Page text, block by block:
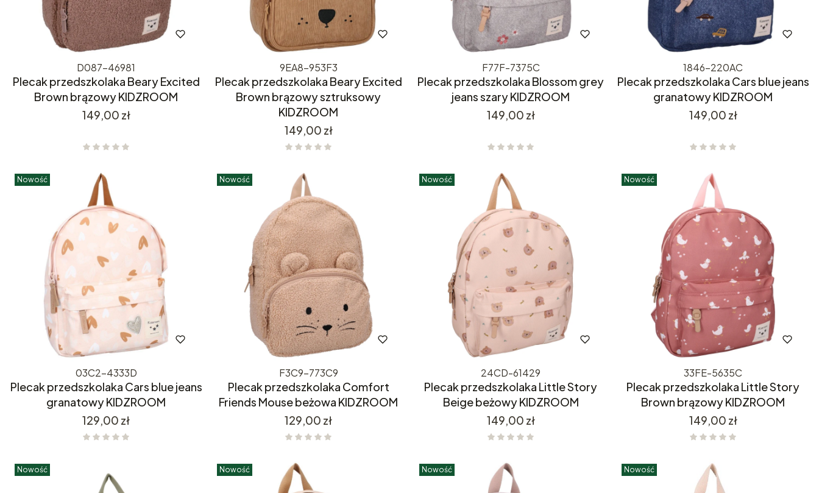
D087-46981
Plecak przedszkolaka Beary Excited
Brown brązowy KIDZROOM
Cena
149,00 zł
9EA8-953F3
Plecak przedszkolaka Beary Excited
Brown brązowy sztruksowy
KIDZROOM
Cena
149,00 zł
F77F-7375C
Plecak przedszkolaka Blossom grey
jeans szary KIDZROOM
Cena
149,00 zł
1846-220AC
Plecak przedszkolaka Cars blue jeans
granatowy KIDZROOM
Cena
149,00 zł
Nowość
03C2-4333D
Plecak przedszkolaka Cars blue jeans
granatowy KIDZROOM
Cena
129,00 zł
Nowość
F3C9-773C9
Plecak przedszkolaka Comfort
Friends Mouse beżowa KIDZROOM
Cena
129,00 zł
Nowość
24CD-61429
Plecak przedszkolaka Little Story
Beige beżowy KIDZROOM
Cena
149,00 zł
Nowość
33FE-5635C
Plecak przedszkolaka Little Story
Brown brązowy KIDZROOM
Cena
149,00 zł
Nowość Nowość Nowość Nowość